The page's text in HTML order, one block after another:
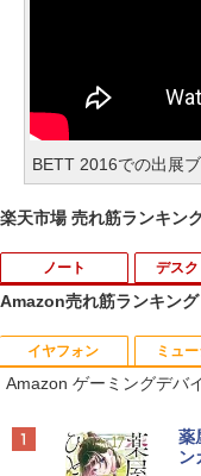
BETT 2016での出展
楽天市場 売れ筋ランキン
ノート
1
デス
1
1
Amazon売れ筋ランキング
イヤフォン ミュ
【
Amazon ゲーミングデバ
薬
ン